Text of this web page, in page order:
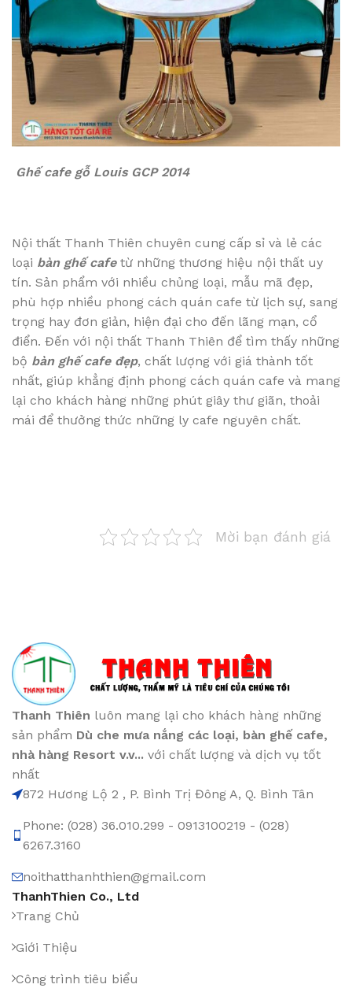
Ghế cafe gỗ Louis GCP 2014
Nội thất Thanh Thiên chuyên cung cấp sỉ và lẻ các
loại bàn ghế cafetừ những thương hiệu nội thất uy
tín. Sản phẩm với nhiều chủng loại, mẫu mã đẹp,
phù hợp nhiều phong cách quán cafe từ lịch sự, sang
trọng hay đơn giản, hiện đại cho đến lãng mạn, cổ
điển. Đến với nội thất Thanh Thiên để tìm thấy những
bộ bàn ghế cafe đẹp, chất lượng với giá thành tốt
nhất, giúp khẳng định phong cách quán cafe và mang
lại cho khách hàng những phút giây thư giãn, thoải
mái để thưởng thức những ly cafe nguyên chất.
Mời bạn đánh giá
Thanh Thiên luôn mang lại cho khách hàng những
sản phẩm Dù che mưa nắng các loại, bàn ghế cafe,
nhà hàng Resort v.v... với chất lượng và dịch vụ tốt
nhất
872 Hương Lộ 2 , P. Bình Trị Đông A, Q. Bình Tân
Phone: (028) 36.010.299 - 0913100219 - (028)
6267.3160
noithatthanhthien@gmail.com
ThanhThien Co., Ltd
Trang Chủ
Giới Thiệu
Công trình tiêu biểu